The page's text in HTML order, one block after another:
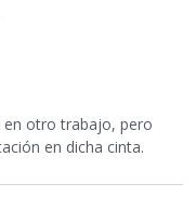
en otro trabajo, pero
en dicha cinta.